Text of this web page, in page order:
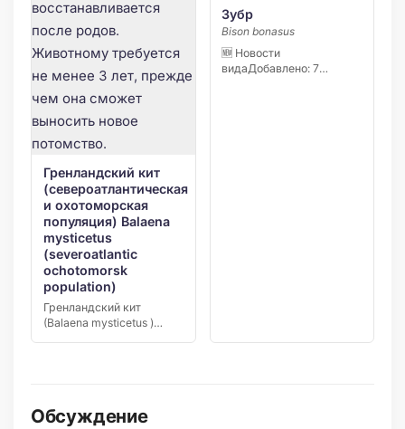
Гренландский кит
(североатлантическая
и охотоморская
популяция) Balaena
mysticetus
(severoatlantic
ochotomorsk
population)
Гренландский кит
(Balaena mysticetus )
Зубр
Bison bonasus
🆕 Новости
видаДобавлено: 7
Обсуждение